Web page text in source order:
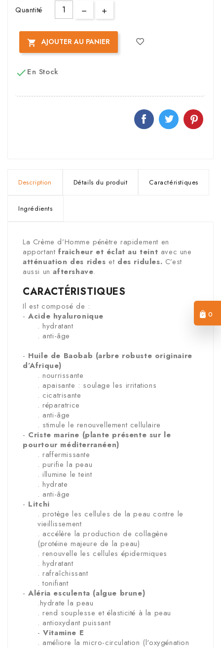
0
Quantité
 AJOUTER AU PANIER
En Stock
Description Détails du produit Caractéristiques
Ingrédients
La Crème d’Homme pénètre rapidement en
apportant fraicheur et éclat au teint avec une
atténuation des rideset des ridules. C’est
aussi unaftershave.
CARACTÉRISTIQUES
Il est composé de :
-Acide hyaluronique
. hydratant
. anti-âge
- Huile de Baobab (arbre robuste originaire
d’Afrique)
. nourrissante
. apaisante : soulage les irritations
. cicatrisante
. réparatrice
. anti-âge
. stimule le renouvellement cellulaire
- Criste marine (plante présente sur le
pourtour méditerranéen)
. raffermissante
. purifie la peau
. illumine le teint
. hydrate
. anti-âge
- Litchi
. protège les cellules de la peau contre le
vieillissement
. accélère la production de collagène
(protéine majeure de la peau)
. renouvelle les cellules épidermiques
. hydratant
. rafraîchissant
. tonifiant
-Aléria esculenta (algue brune)
.hydrate la peau
. rend souplesse et élasticité à la peau
. antioxydant puissant
-Vitamine E
. améliore la micro-circulation (l'oxygénation